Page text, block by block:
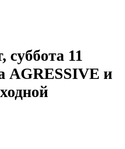
суббота 11
AGRESSIVE и